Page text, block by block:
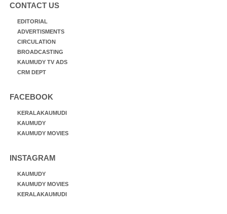
CONTACT US
EDITORIAL
ADVERTISMENTS
CIRCULATION
BROADCASTING
KAUMUDY TV ADS
CRM DEPT
FACEBOOK
KERALAKAUMUDI
KAUMUDY
KAUMUDY MOVIES
INSTAGRAM
KAUMUDY
KAUMUDY MOVIES
KERALAKAUMUDI